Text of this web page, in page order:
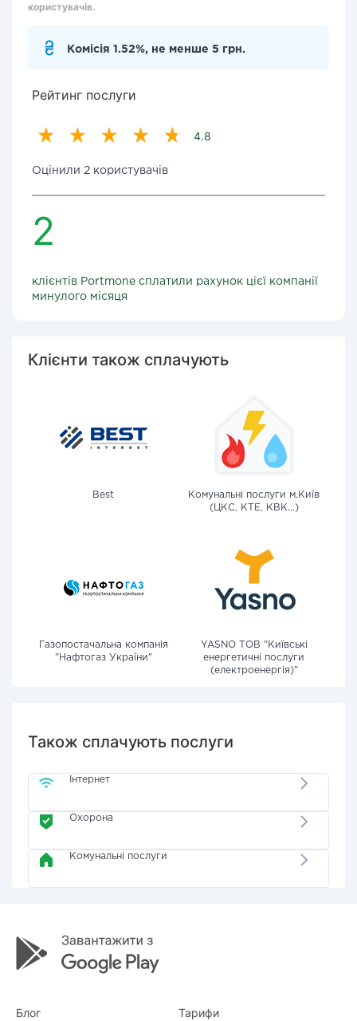
користувачів.
Комісія 1.52%, не менше 5 грн.
Рейтинг послуги
4.8
Оцінили 2 користувачів
2
клієнтів Portmone сплатили рахунок цієї компанії
минулого місяця
Клієнти також сплачують
Best
Комунальні послуги м.Київ
(ЦКС, КТЕ, КВК...)
Газопостачальна компанія
"Нафтогаз України"
YASNO ТОВ "Київські
енергетичні послуги
(електроенергія)"
Також сплачують послуги
Інтернет
Охорона
Комунальні послуги
Блог Тарифи